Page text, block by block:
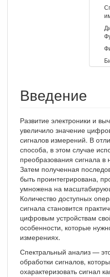
Введение
Развитие электроники и
увеличило значение
сигналов измерений. В
способа, в этом случае
преобразования сигнала в
Затем полученная
быть проинтегрирована,
умножена на
Количество доступных
сигнала становится
цифровым устройствам
особенности, которые
измерениях.
Спектральный анализ —
обработки сигналов,
охарактеризовать сигнал